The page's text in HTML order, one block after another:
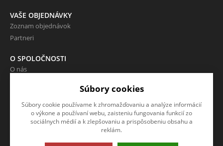
VAŠE OBJEDNÁVKY
Zoznam objednávok
Partneri
O SPOLOČNOSTI
O nás
NAPÍŠTE NÁM
Súbory cookies
Súbory cookie používame k zhromažďovaniu a analýze informácií
o výkone a používaní webu, zaisteniu fungovania funkcií zo
sociálnych médií a k zlepšovaniu a prispôsobeniu obsahu a
reklám.